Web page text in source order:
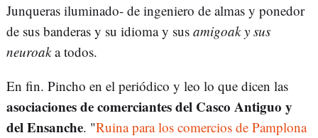
Junqueras iluminado- de ingeniero de almas y ponedor
de sus banderas y su idioma y sus amigoak y sus
neuroaka todos.
En fin. Pincho en el periódico y leo lo que dicen las
asociaciones de comerciantes del Casco Antiguo y
del Ensanche. "Ruina para los comercios de Pamplona